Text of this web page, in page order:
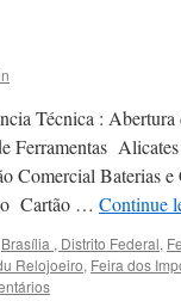
Técnica :
Ferramentas
Comercial Baterias
Cartão … Continue
Brasília , Distrito Federal,
Relojoeiro, Feira dos